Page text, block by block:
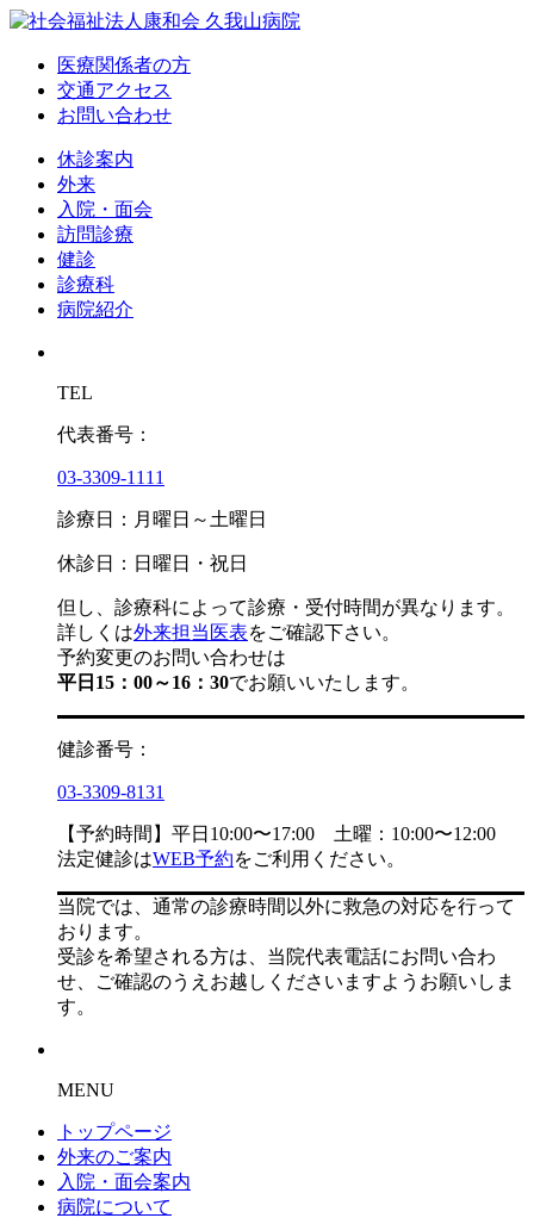
医療関係者の方
交通アクセス
お問い合わせ
休診案内
外来
入院・面会
訪問診療
健診
診療科
病院紹介
TEL
代表番号：
03-3309-1111
診療日：月曜日～土曜日
休診日：日曜日・祝日
但し、診療科によって診療・受付時間が異なります。
詳しくは外来担当医表をご確認下さい。
予約変更のお問い合わせは
平日15：00～16：30でお願いいたします。
健診番号：
03-3309-8131
【予約時間】平日10:00〜17:00 土曜：10:00〜12:00
法定健診はWEB予約をご利用ください。
当院では、通常の診療時間以外に救急の対応を行って
おります。
受診を希望される方は、当院代表電話にお問い合わ
せ、ご確認のうえお越しくださいますようお願いしま
す。
MENU
トップページ
外来のご案内
入院・面会案内
病院について